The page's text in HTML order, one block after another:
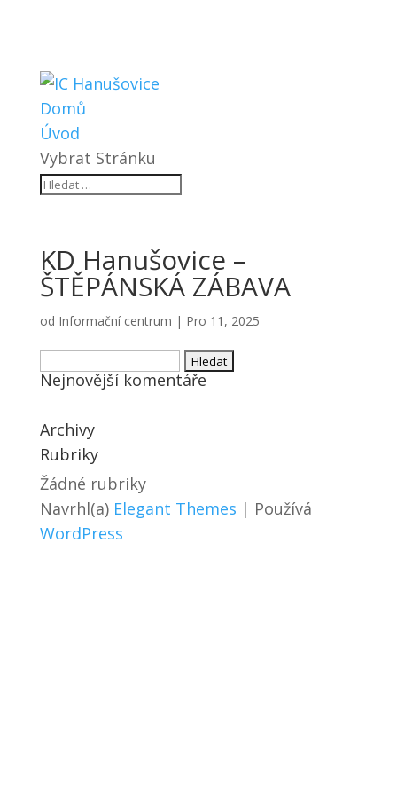
Domů
Úvod
Vybrat Stránku
KD Hanušovice –
ŠTĚPÁNSKÁ ZÁBAVA
od Informační centrum | Pro 11, 2025
Vyhledávání
Nejnovější komentáře
Archivy
Rubriky
Žádné rubriky
Navrhl(a) Elegant Themes | Používá
WordPress